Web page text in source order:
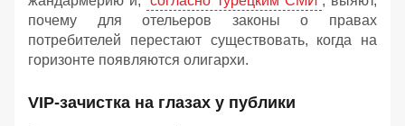
почему для отельеров законы о правах
потребителей перестают существовать, когда на
горизонте появляются олигархи.
VIP-зачистка на глазах у публики